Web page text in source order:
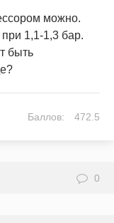
можно.
1,1-1,3 бар.
быть
Баллов: 472.5
0